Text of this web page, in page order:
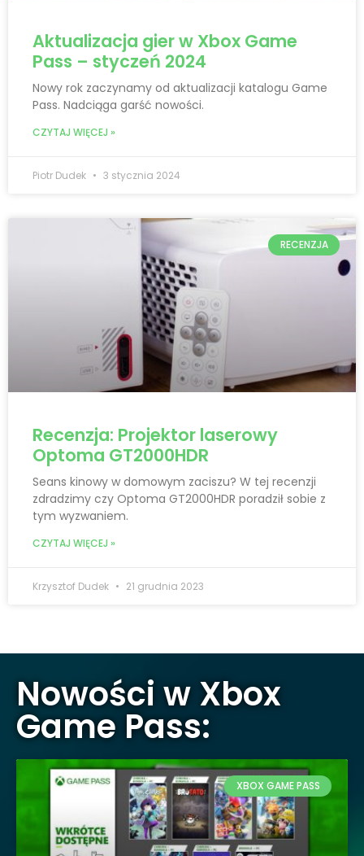
Aktualizacja gier w Xbox Game
Pass – styczeń 2024
Nowy rok zaczynamy od aktualizacji katalogu Game
Pass. Nadciąga garść nowości.
CZYTAJ WIĘCEJ »
Piotr Dudek 3 stycznia 2024
RECENZJA
Recenzja: Projektor laserowy
Optoma GT2000HDR
Seans kinowy w domowym zaciszu? W tej recenzji
zdradzimy czy Optoma GT2000HDR poradził sobie z
tym wyzwaniem.
CZYTAJ WIĘCEJ »
Krzysztof Dudek 21 grudnia 2023
Nowości w Xbox
Game Pass:
XBOX GAME PASS